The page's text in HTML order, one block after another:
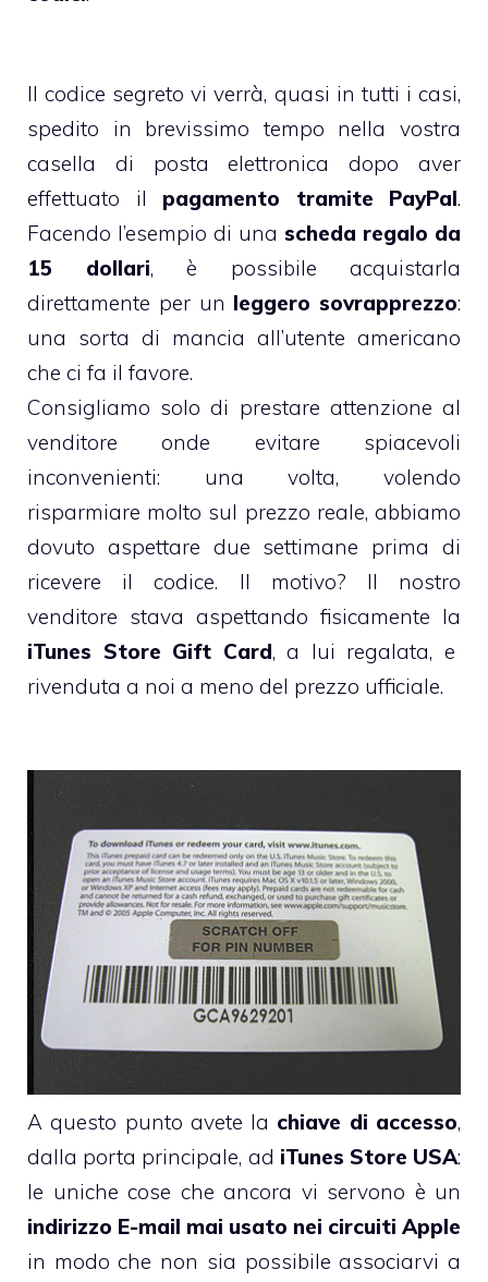
Il codice segreto vi verrà, quasi in tutti i casi,
spedito in brevissimo tempo nella vostra
casella di posta elettronica dopo aver
effettuato il pagamento tramite PayPal.
Facendo l’esempio di una scheda regalo da
15 dollari, è possibile acquistarla
direttamente per un leggero sovrapprezzo:
una sorta di mancia all’utente americano
che ci fa il favore.
Consigliamo solo di prestare attenzione al
venditore onde evitare spiacevoli
inconvenienti: una volta, volendo
risparmiare molto sul prezzo reale, abbiamo
dovuto aspettare due settimane prima di
ricevere il codice. Il motivo? Il nostro
venditore stava aspettando fisicamente la
iTunes Store Gift Card, a lui regalata, e
rivenduta a noi a meno del prezzo ufficiale.
A questo punto avete la chiave di accesso,
dalla porta principale, ad iTunes Store USA:
le uniche cose che ancora vi servono è un
indirizzo E-mail mai usato nei circuiti Apple
in modo che non sia possibile associarvi a